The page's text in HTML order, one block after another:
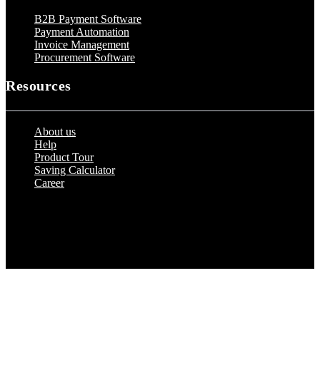
B2B Payment Software
Payment Automation
Invoice Management
Procurement Software
Resources
About us
Help
Product Tour
Saving Calculator
Career